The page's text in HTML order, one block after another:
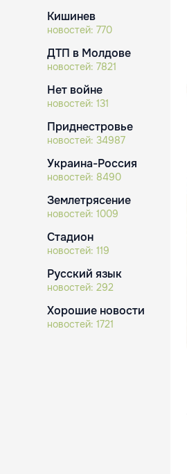
Кишинев
новостей: 770
ДТП в Молдове
новостей: 7821
Нет войне
новостей: 131
Приднестровье
новостей: 34987
Украина-Россия
новостей: 8490
Землетрясение
новостей: 1009
Стадион
новостей: 119
Русский язык
новостей: 292
Хорошие новости
новостей: 1721